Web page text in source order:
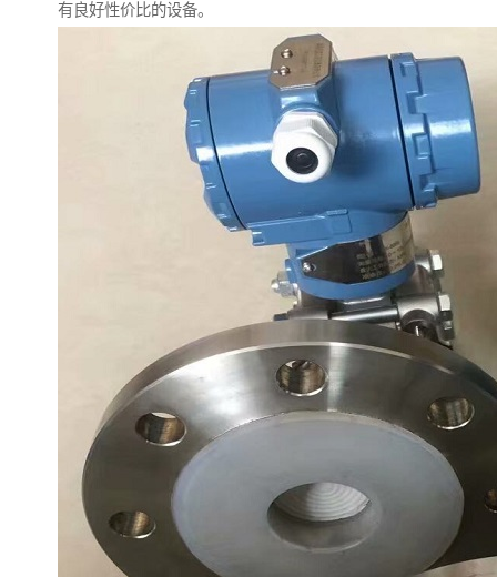
有良好性价比的设备。